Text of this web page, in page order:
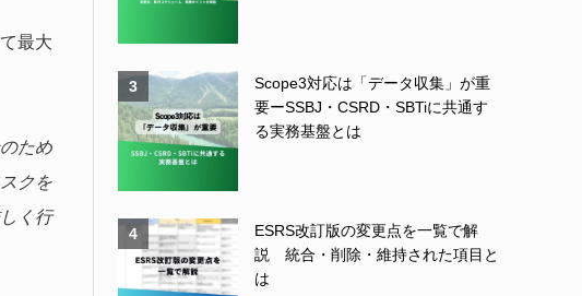
最大
ため
クを
く行
3
Scope3対応は「データ収集」が重
要ーSSBJ・CSRD・SBTiに共通す
る実務基盤とは
4
ESRS改訂版の変更点を一覧で解
説 統合・削除・維持された項目と
は